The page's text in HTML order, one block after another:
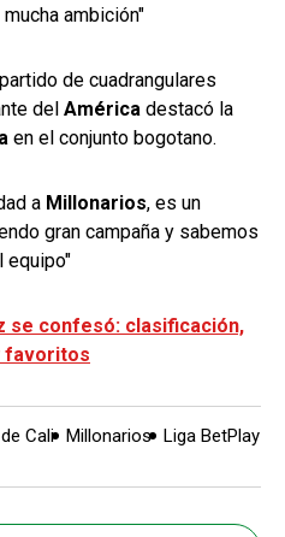
ambición"
de cuadrangulares
del América destacó la
en el conjunto bogotano.
a Millonarios, es un
gran campaña y sabemos
equipo"
se confesó: clasificación,
favoritos
Cali Millonarios Liga BetPlay